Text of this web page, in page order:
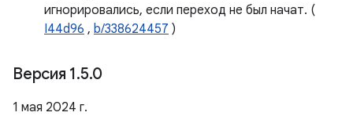
игнорировались, если переход не был начат. (
I44d96 , b/338624457 )
Версия 1.5.0
1 мая 2024 г.